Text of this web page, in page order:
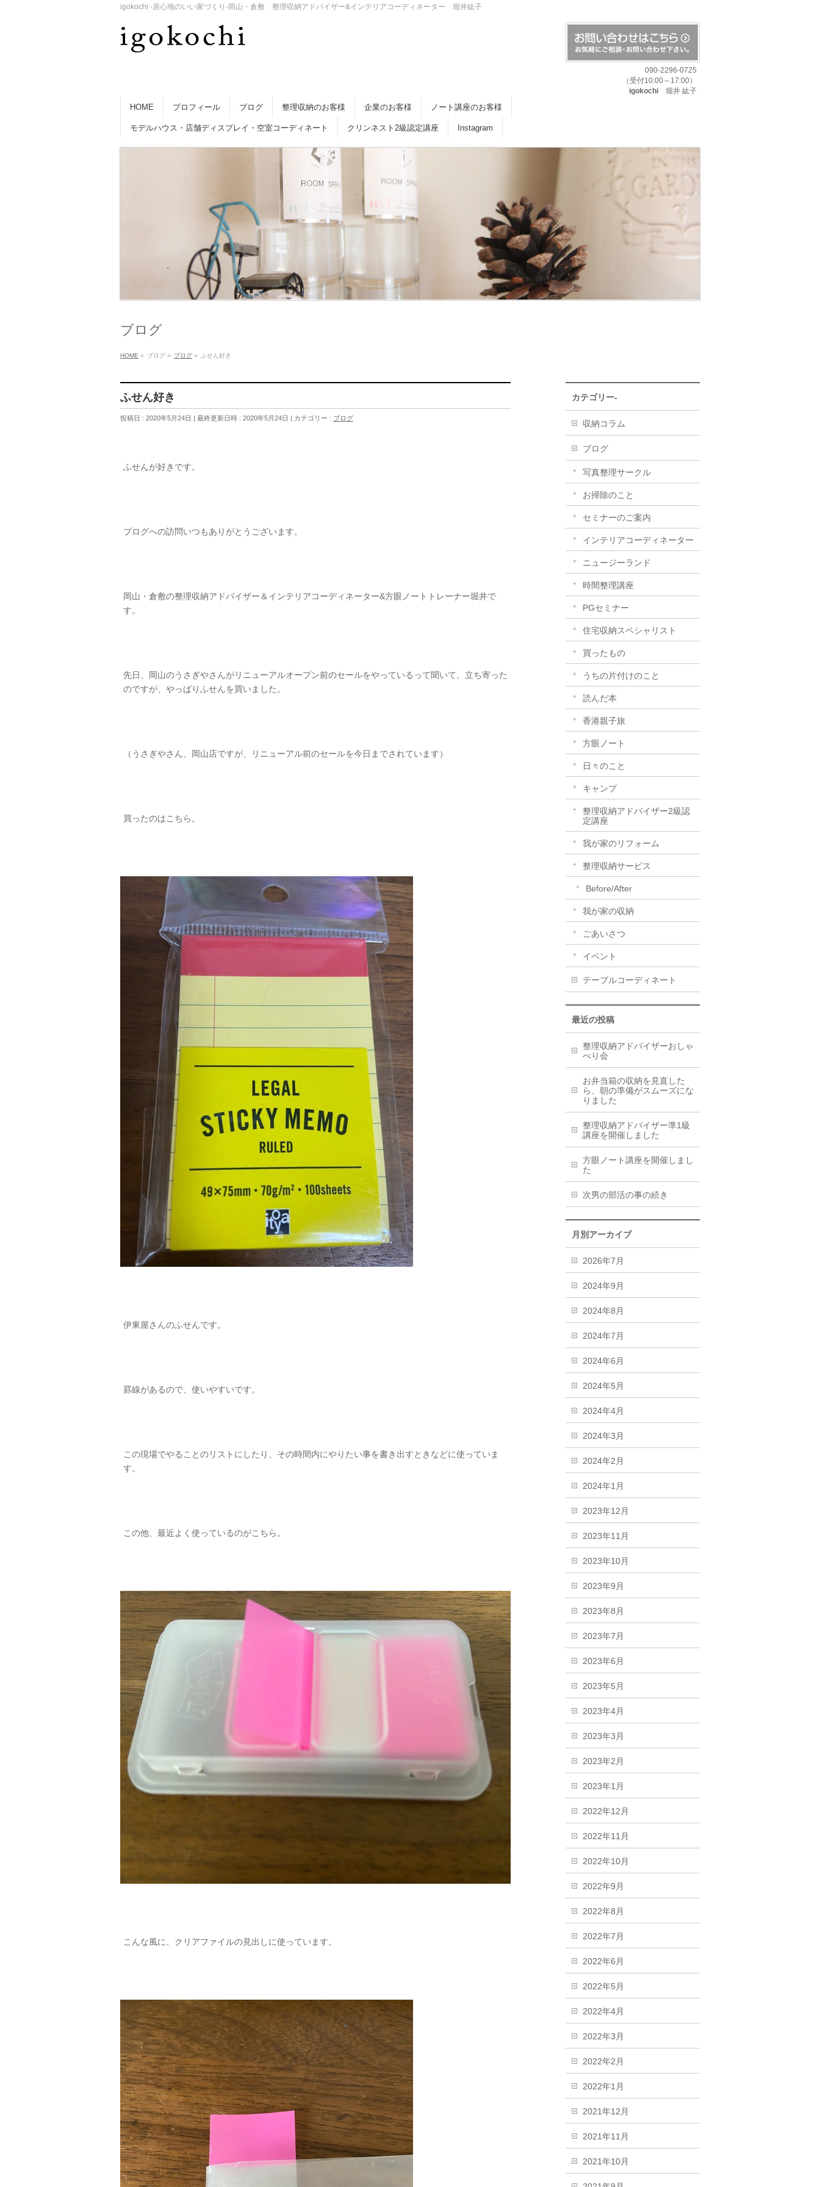
igokochi -居心地のいい家づくり-岡山・倉敷 整理収納アドバイザー&インテリアコーディネーター 堀井紘子
090-2296-0725
（受付10:00～17:00）
igokochi 堀井 紘子
HOME プロフィール ブログ 整理収納のお客様 企業のお客様 ノート講座のお客様
モデルハウス・店舗ディスプレイ・空室コーディネート クリンネスト2級認定講座 Instagram
ブログ
HOME » ブログ » ブログ » ふせん好き
ふせん好き
投稿日 : 2020年5月24日 最終更新日時 : 2020年5月24日 カテゴリー : ブログ
ふせんが好きです。
ブログへの訪問いつもありがとうございます。
岡山・倉敷の整理収納アドバイザー＆インテリアコーディネーター&方眼ノートトレーナー堀井で
す。
先日、岡山のうさぎやさんがリニューアルオープン前のセールをやっているって聞いて、立ち寄った
のですが、やっぱりふせんを買いました。
（うさぎやさん、岡山店ですが、リニューアル前のセールを今日までされています）
買ったのはこちら。
伊東屋さんのふせんです。
罫線があるので、使いやすいです。
この現場でやることのリストにしたり、その時間内にやりたい事を書き出すときなどに使っていま
す。
この他、最近よく使っているのがこちら。
こんな風に、クリアファイルの見出しに使っています。
カテゴリー-
収納コラム
ブログ
写真整理サークル
お掃除のこと
セミナーのご案内
インテリアコーディネーター
ニュージーランド
時間整理講座
PGセミナー
住宅収納スペシャリスト
買ったもの
うちの片付けのこと
読んだ本
香港親子旅
方眼ノート
日々のこと
キャンプ
整理収納アドバイザー2級認
定講座
我が家のリフォーム
整理収納サービス
Before/After
我が家の収納
ごあいさつ
イベント
テーブルコーディネート
最近の投稿
整理収納アドバイザーおしゃ
べり会
お弁当箱の収納を見直した
ら、朝の準備がスムーズにな
りました
整理収納アドバイザー準1級
講座を開催しました
方眼ノート講座を開催しまし
た
次男の部活の事の続き
月別アーカイブ
2026年7月
2024年9月
2024年8月
2024年7月
2024年6月
2024年5月
2024年4月
2024年3月
2024年2月
2024年1月
2023年12月
2023年11月
2023年10月
2023年9月
2023年8月
2023年7月
2023年6月
2023年5月
2023年4月
2023年3月
2023年2月
2023年1月
2022年12月
2022年11月
2022年10月
2022年9月
2022年8月
2022年7月
2022年6月
2022年5月
2022年4月
2022年3月
2022年2月
2022年1月
2021年12月
2021年11月
2021年10月